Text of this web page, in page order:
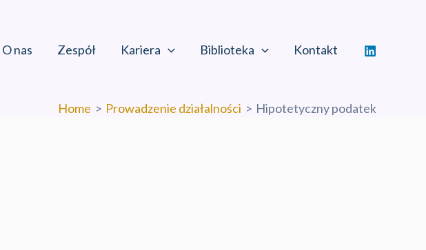
O nas Zespół Kariera Biblioteka Kontakt
Home Prowadzenie działalności Hipotetyczny podatek